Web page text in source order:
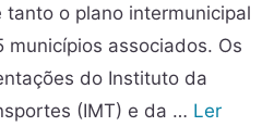
tanto o plano intermunicipal
municípios associados. Os
do Instituto da
(IMT) e da … Ler